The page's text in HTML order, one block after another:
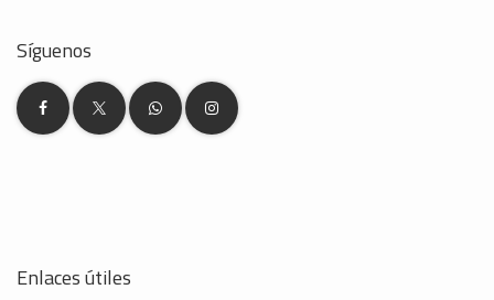
Síguenos
Enlaces útiles